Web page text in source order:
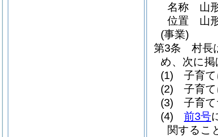
名称 山
位置 山
(事業)
第3条
村長
め、次に
(1)
子育
(2)
子育
(3)
子育
(4)
前3号
関するこ